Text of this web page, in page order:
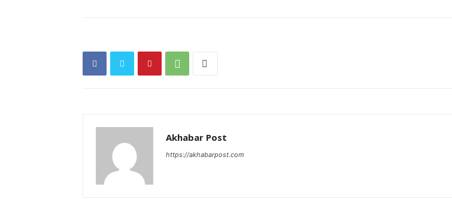
Akhabar Post
https://akhabarpost.com